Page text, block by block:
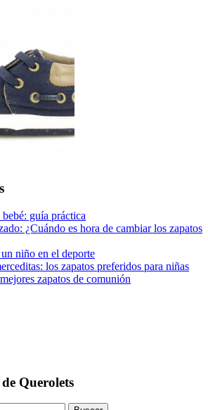
guía práctica
¿Cuándo es hora de cambiar los zapatos
niño en el deporte
los zapatos preferidos para niñas
zapatos de comunión
Querolets